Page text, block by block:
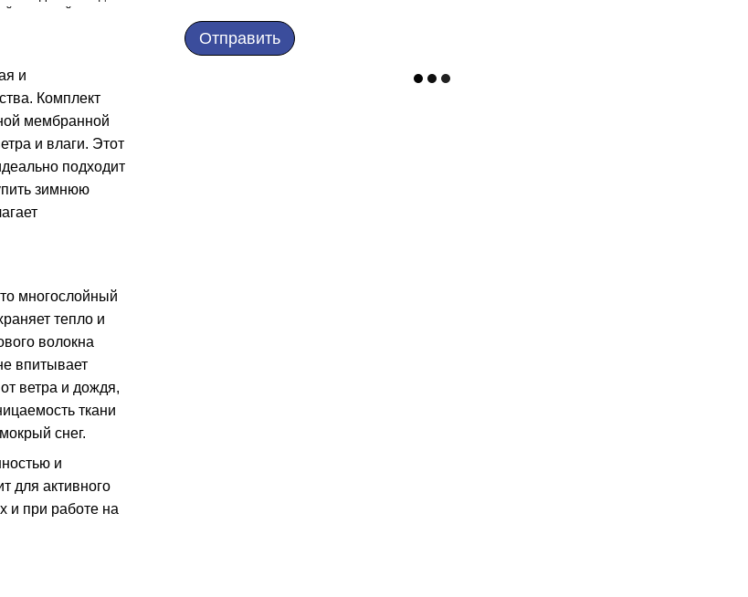
и
Комплект
мембранной
и влаги. Этот
подходит
зимнюю
многослойный
тепло и
волокна
впитывает
ветра и дождя,
ткани
снег.
и
для активного
и при работе на
Отправить